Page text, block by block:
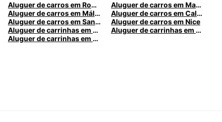
Aluguer de carros em Roma
Aluguer de carros em Madrid
Aluguer de carros em Málaga
Aluguer de carros em Caldas da Rainha
Aluguer de carros em Santa Maria da Feira
Aluguer de carros em Nice
Aluguer de carrinhas em Nice
Aluguer de carrinhas em Santa Maria da Feira
Aluguer de carrinhas em Caldas da Rainha